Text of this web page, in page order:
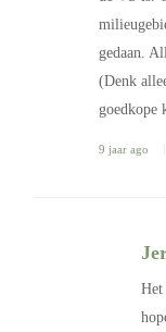
gedaan.
(Denk
goedkope
9 jaar ago
Het